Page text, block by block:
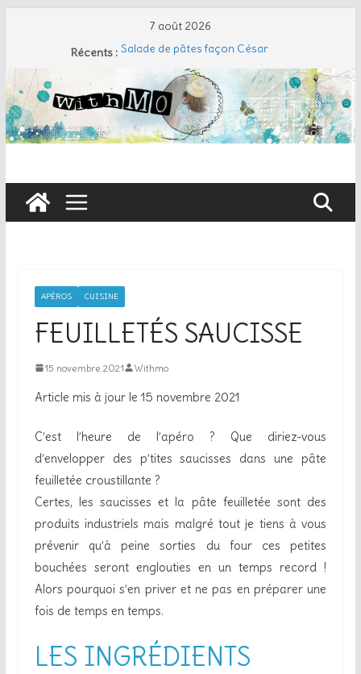
7 août 2026
Récents : Salade de pâtes façon César
Travers de porc et salade fraîche
Coudre un gant de toilette
Cherry Cobbler
Taboulé de chou-fleur
APÉROS CUISINE
FEUILLETÉS SAUCISSE
15 novembre 2021 Withmo
Article mis à jour le 15 novembre 2021
C’est l’heure de l’apéro ? Que diriez-vous
d’envelopper des p’tites saucisses dans une pâte
feuilletée croustillante ?
Certes, les saucisses et la pâte feuilletée sont des
produits industriels mais malgré tout je tiens à vous
prévenir qu’à peine sorties du four ces petites
bouchées seront englouties en un temps record !
Alors pourquoi s’en priver et ne pas en préparer une
fois de temps en temps.
LES INGRÉDIENTS